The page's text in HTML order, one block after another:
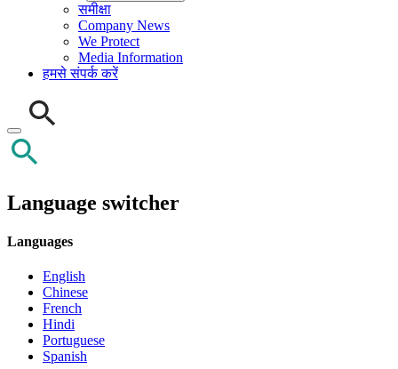
समीक्षा
Company News
We Protect
Media Information
हमसे संपर्क करें
Language switcher
Languages
English
Chinese
French
Hindi
Portuguese
Spanish